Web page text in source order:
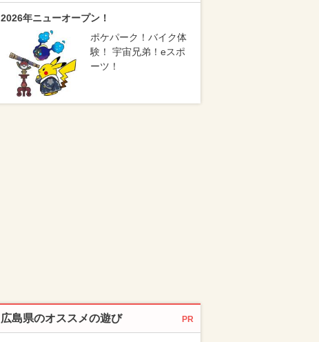
2026年ニューオープン！
ポケパーク！バイク体
験！ 宇宙兄弟！eスポ
ーツ！
広島県のオススメの遊び PR